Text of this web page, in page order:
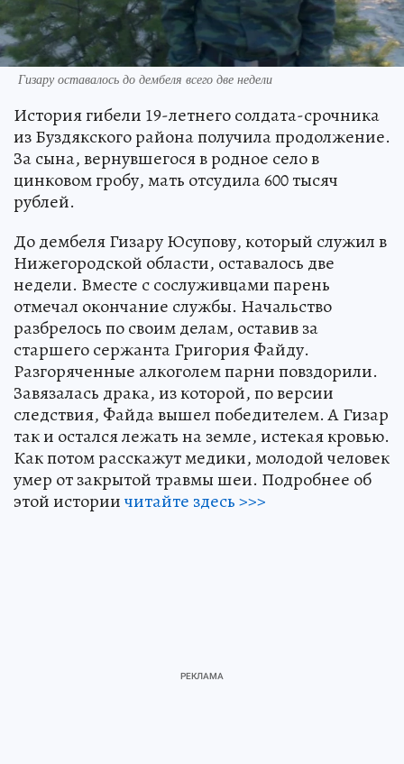
Гизару оставалось до дембеля всего две недели
История гибели 19-летнего солда­та-срочника
из Буздякского района получила продолжение.
За сына, вер­нувшегося в родное село в
цинковом гробу, мать отсудила 600 тысяч
рублей.
До дембеля Гизару Юсупову, кото­рый служил в
Нижегородской обла­сти, оставалось две
недели. Вместе с сослуживцами парень
отмечал оконча­ние службы. Начальство
разбрелось по своим делам, оставив за
старшего сер­жанта Григория Файду.
Разгорячен­ные алкоголем парни повздорили.
За­вязалась драка, из которой, по версии
следствия, Файда вышел победителем. А Гизар
так и остался лежать на земле, истекая кровью.
Как потом расскажут медики, молодой человек
умер от за­крытой травмы шеи. Подробнее об
этой историичитайте здесь >>>